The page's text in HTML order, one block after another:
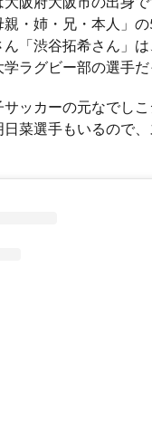
親・姉・兄・本人」
「渋谷拓希さん」
ラグビー部の選手だ
ッカーの元なでし
日菜選手もいるので